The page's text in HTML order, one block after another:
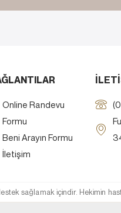
Online Randevu
Formu
Beni Arayın Formu
İletişim
sağlamak içindir. Hekimin